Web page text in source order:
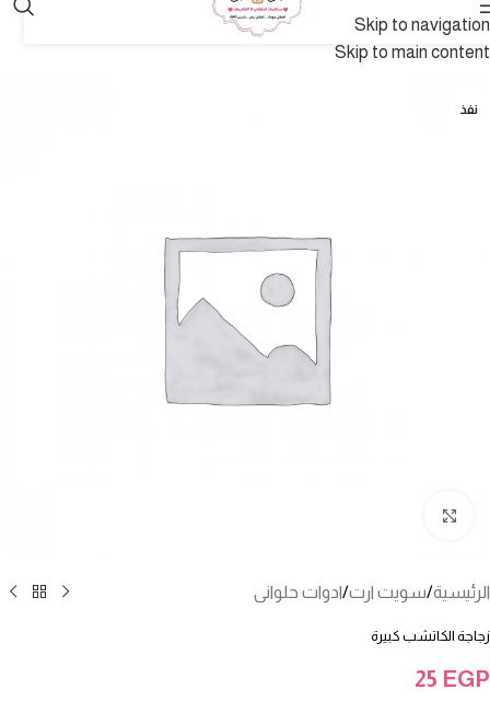
Skip to navigation
Skip to main content
نفذ
الرئيسية/سويت ارت/ادوات حلوانى
زجاجة الكاتشب كبيرة
25 EGP